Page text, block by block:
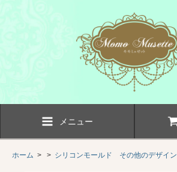
メニュー
ホーム > > シリコンモールド その他のデザイン